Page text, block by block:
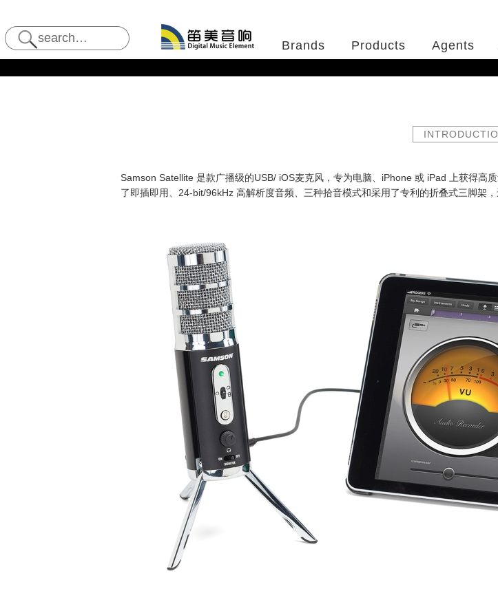
Brands Products Agents
Samson Satellite 是款广播级的USB/ iOS麦克风，专为电脑、iPhone 或 iPad 上获得高
了即插即用、24-bit/96kHz 高解析度音频、三种拾音模式和采用了专利的折叠式三脚架，